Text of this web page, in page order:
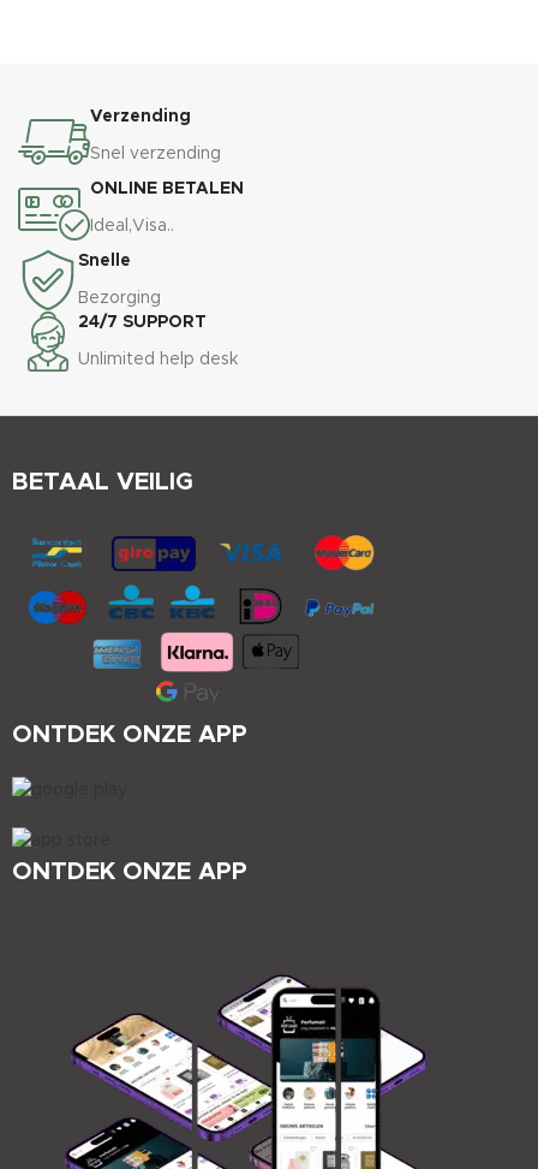
Verzending
Snel verzending
ONLINE BETALEN
Ideal,Visa..
Snelle
Bezorging
24/7 SUPPORT
Unlimited help desk
ONTDEK ONZE APP
ONTDEK ONZE APP
BETAAL VEILIG